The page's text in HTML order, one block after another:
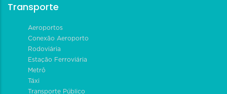
Transporte
Aeroportos
Conexão Aeroporto
Rodoviária
Estação Ferroviária
Metrô
Táxi
Transporte Público